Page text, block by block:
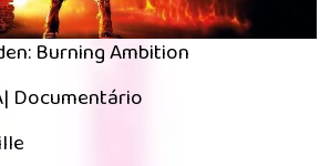
Burning Ambition
Documentário